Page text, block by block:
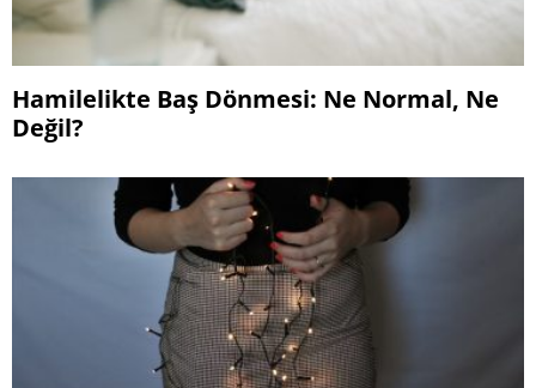
Hamilelikte Baş Dönmesi: Ne Normal, Ne
Değil?